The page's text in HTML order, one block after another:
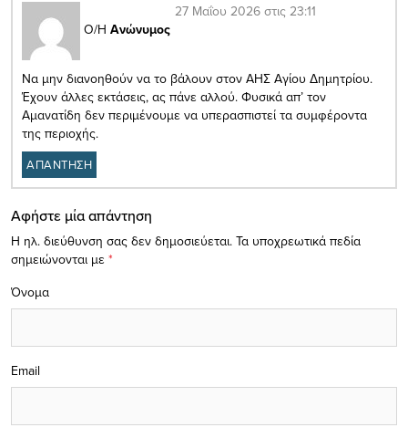
Ο/Η Ανώνυμος
27 Μαΐου 2026 στις 23:11
Να μην διανοηθούν να το βάλουν στον ΑΗΣ Αγίου Δημητρίου.
Έχουν άλλες εκτάσεις, ας πάνε αλλού. Φυσικά απ’ τον
Αμανατίδη δεν περιμένουμε να υπερασπιστεί τα συμφέροντα
της περιοχής.
ΑΠΑΝΤΗΣΗ
Αφήστε μία απάντηση
Η ηλ. διεύθυνση σας δεν δημοσιεύεται. Τα υποχρεωτικά πεδία
σημειώνονται με *
Όνομα
Email